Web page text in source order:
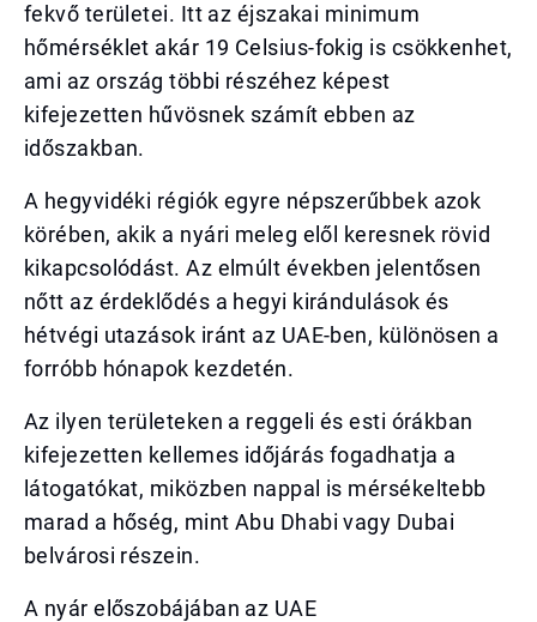
fekvő területei. Itt az éjszakai minimum
hőmérséklet akár 19 Celsius-fokig is csökkenhet,
ami az ország többi részéhez képest
kifejezetten hűvösnek számít ebben az
időszakban.
A hegyvidéki régiók egyre népszerűbbek azok
körében, akik a nyári meleg elől keresnek rövid
kikapcsolódást. Az elmúlt években jelentősen
nőtt az érdeklődés a hegyi kirándulások és
hétvégi utazások iránt az UAE-ben, különösen a
forróbb hónapok kezdetén.
Az ilyen területeken a reggeli és esti órákban
kifejezetten kellemes időjárás fogadhatja a
látogatókat, miközben nappal is mérsékeltebb
marad a hőség, mint Abu Dhabi vagy Dubai
belvárosi részein.
A nyár előszobájában az UAE